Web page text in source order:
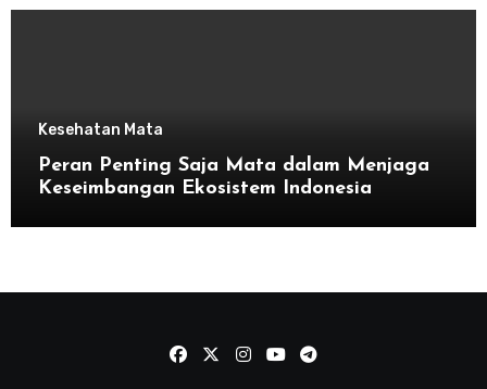
Kesehatan Mata
Peran Penting Saja Mata dalam Menjaga
Keseimbangan Ekosistem Indonesia